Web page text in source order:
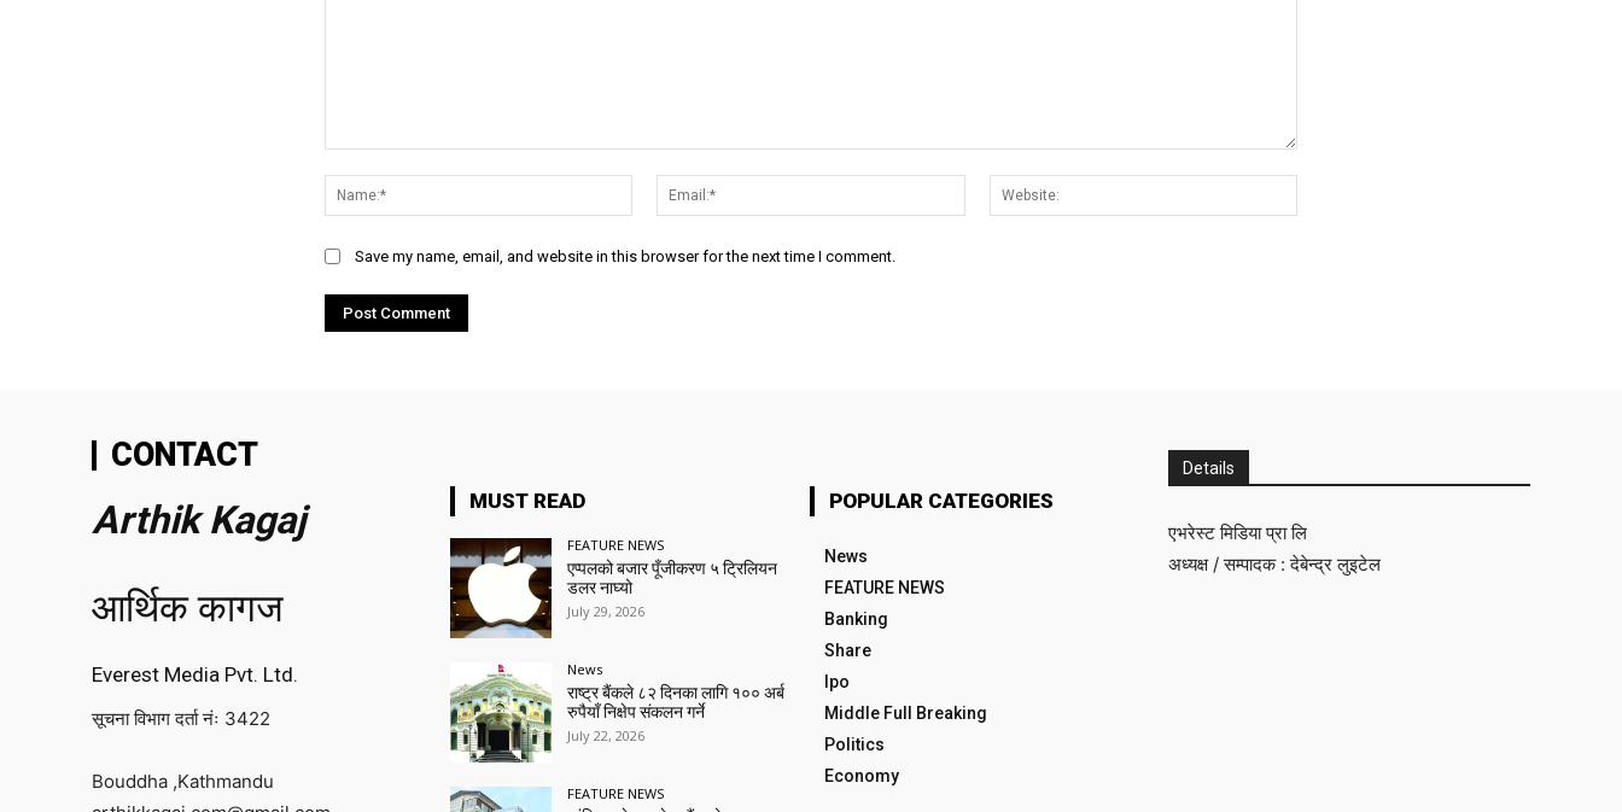
Name:*
Email:*
Save my name, email, and website in this browser for the next time I comment.
CONTACT
Arthik Kagaj
आर्थिक कागज
Everest Media Pvt. Ltd.
सूचना विभाग दर्ता नंः 3422
Bouddha ,Kathmandu
MUST READ
FEATURE NEWS
एप्पलको बजार पूँजीकरण ५ ट्रिलियन
डलर नाघ्यो
July 29, 2026
News
राष्ट्र बैंकले ८२ दिनका लागि १०० अर्ब
रुपैयाँ निक्षेप संकलन गर्ने
July 22, 2026
FEATURE NEWS
POPULAR CATEGORIES
News
FEATURE NEWS
Banking
Share
Ipo
Middle Full Breaking
Politics
Economy
Details
एभरेस्ट मिडिया प्रा लि
अध्यक्ष / सम्पादक : देबेन्द्र लुइटेल